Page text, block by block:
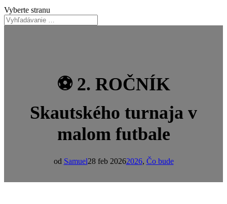
Vyberte stranu
⚽ 2. ROČNÍK
Skautského turnaja v
malom futbale
od Samuel28 feb 20262026, Čo bude